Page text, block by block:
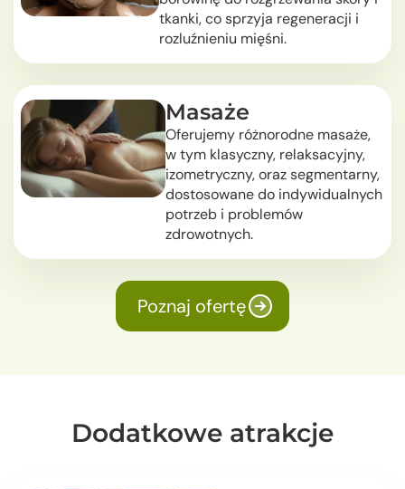
tkanki, co sprzyja regeneracji i
rozluźnieniu mięśni.
Masaże
Oferujemy różnorodne masaże,
w tym klasyczny, relaksacyjny,
izometryczny, oraz segmentarny,
dostosowane do indywidualnych
potrzeb i problemów
zdrowotnych.
Poznaj ofertę
Dodatkowe atrakcje